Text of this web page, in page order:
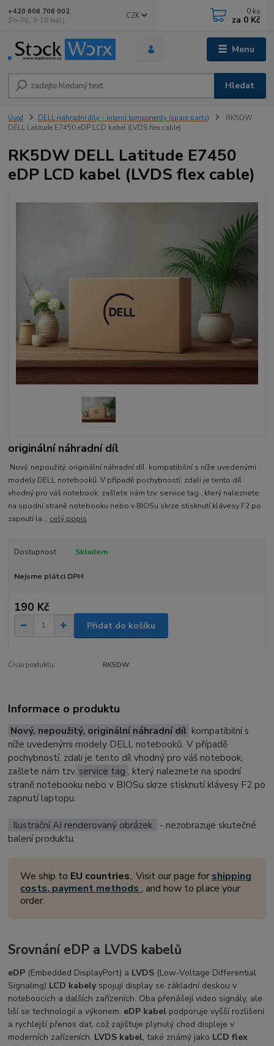
Menu
CZK
Hledat
+420 606 706 002
(Po-Pá, 9-18 hod.)
0 ks
za 0 Kč
Úvod DELL náhradní díly - interní komponenty (spare parts)
RK5DW
DELL Latitude E7450 eDP LCD kabel (LVDS flex cable)
RK5DW DELL Latitude E7450
eDP LCD kabel (LVDS flex cable)
originální náhradní díl
Nový, nepoužitý, originální náhradní díl kompatibilní s níže uvedenými
modely DELL notebooků. V případě pochybností, zdali je tento díl
vhodný pro váš notebook, zašlete nám tzv. service tag , který naleznete
na spodní straně notebooku nebo v BIOSu skrze stisknutí klávesy F2 po
zapnutí la... celý popis
Dostupnost Skladem
Nejsme plátci DPH
190 Kč
Přidat do košíku
Číslo produktu: RK5DW
Informace o produktu
Nový, nepoužitý, originální náhradní díl kompatibilní s
níže uvedenými modely DELL notebooků. V případě
pochybností, zdali je tento díl vhodný pro váš notebook,
zašlete nám tzv. service tag , který naleznete na spodní
straně notebooku nebo v BIOSu skrze stisknutí klávesy F2 po
zapnutí laptopu.
Ilustrační AI renderovaný obrázek
- nezobrazuje skutečné
balení produktu.
We ship to EU countries,. Visit our page for shipping
costs, payment methods, and how to place your
order.
Srovnání eDP a LVDS kabelů
eDP (Embedded DisplayPort) a LVDS (Low-Voltage Differential
Signaling) LCD kabelyspojují display se základní deskou v
noteboocích a dalších zařízeních. Oba přenášejí video signály, ale
liší se technologií a výkonem. eDP kabel podporuje vyšší rozlišení
a rychlejší přenos dat, což zajišťuje plynulý chod displeje v
moderních zařízeních. LVDS kabel, také známý jako LCD flex